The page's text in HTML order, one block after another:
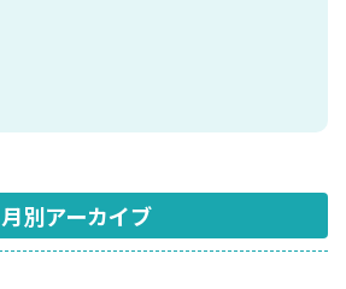
月別アーカイブ